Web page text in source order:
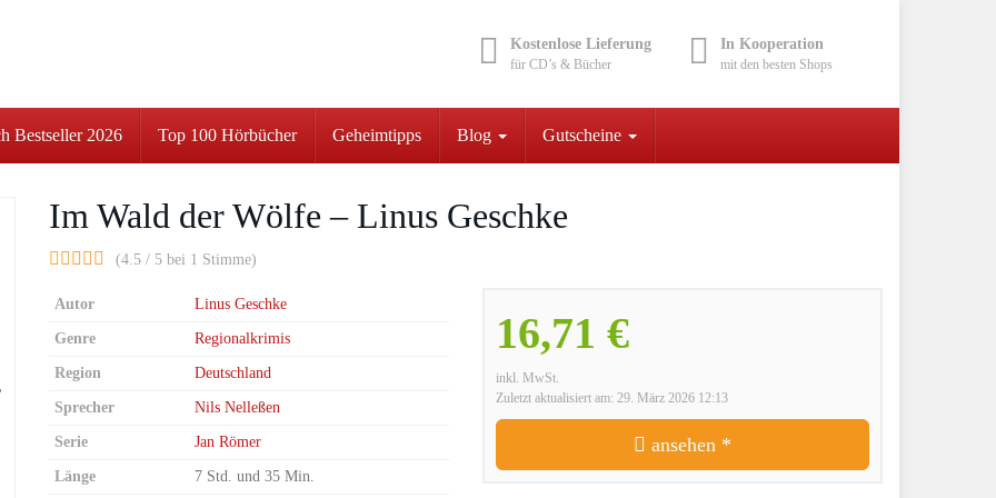
Kostenlose Lieferung
für CD’s & Bücher
In Kooperation
mit den besten Shops
Bestseller 2026 Top 100 Hörbücher Geheimtipps Blog Gutscheine
Im Wald der Wölfe – Linus Geschke
(4.5 / 5 bei 1 Stimme)
16,71 €
inkl. MwSt.
Zuletzt aktualisiert am: 29. März 2026 12:13
ansehen *
Autor Linus Geschke
Genre Regionalkrimis
Region Deutschland
Sprecher Nils Nelleßen
Serie Jan Römer
Länge 7 Std. und 35 Min.